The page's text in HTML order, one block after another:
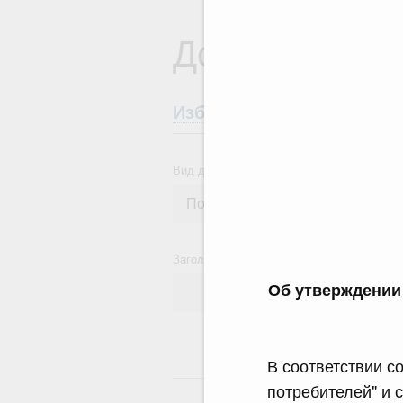
Об
В соответствии
потребителей" и
Документы
Избранные документы
Вид документа
Заголовок или текст документа